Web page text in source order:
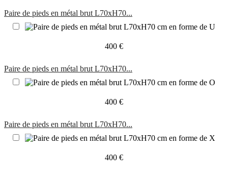
Paire de pieds en métal brut L70xH70...
400 €
Paire de pieds en métal brut L70xH70...
400 €
Paire de pieds en métal brut L70xH70...
400 €